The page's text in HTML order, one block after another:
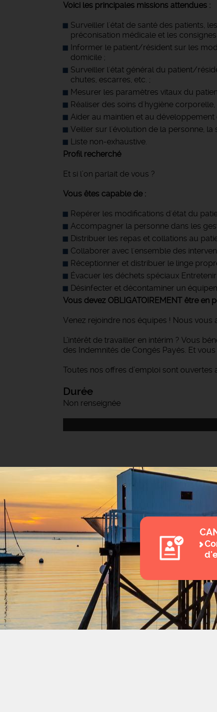
Voici les principales missions attendues :
Surveiller l'état de santé des patients,
préconisation médicale et les
Informer le patient/résident sur les
domicile ;
Surveiller l'état général du patient/
chutes, escarres, etc. ;
Mesurer les paramètres vitaux du
Réaliser des soins d'hygiène
Aider au maintien et au
Veiller sur l'évolution de la personne,
Liste non-exhaustive.
Profil recherché
Et si l’on parlait de vous ?
Vous êtes capable de :
Repérer les modifications d'état du
Accompagner la personne dans les
Distribuer les repas et collations au
Collaborer avec l'ensemble des
Réceptionner et distribuer le linge
Évacuer les déchets spéciaux
Désinfecter et décontaminer un
Vous devez OBLIGATOIREMENT être
Venez rejoindre nos équipes ! Nous
L’intérêt de travailler en intérim ? Vous
des Indemnités de Congés Payés. Et
Toutes nos offres d’emploi sont
Durée
Non renseignée